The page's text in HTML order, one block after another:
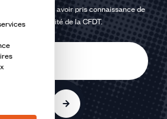
j'affirme avoir pris connaissance de
de confidentialité de la CFDT.